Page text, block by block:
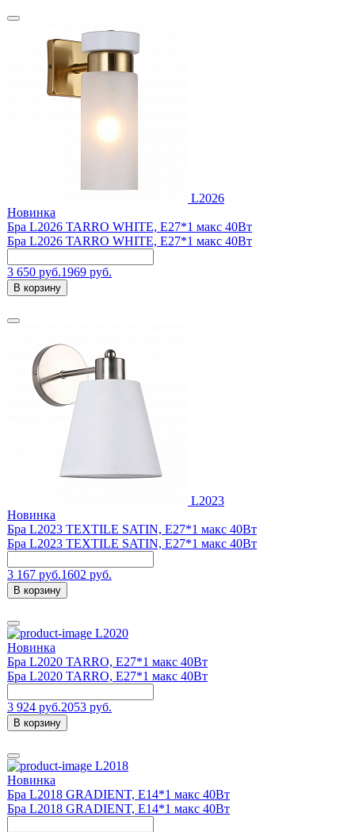
L2026
Новинка
Бра L2026 TARRO WHITE, E27*1 макс 40Вт
Бра L2026 TARRO WHITE, E27*1 макс 40Вт
3 650 руб.1969 руб.
В корзину
L2023
Новинка
Бра L2023 TEXTILE SATIN, E27*1 макс 40Вт
Бра L2023 TEXTILE SATIN, E27*1 макс 40Вт
3 167 руб.1602 руб.
В корзину
L2020
Новинка
Бра L2020 TARRO, E27*1 макс 40Вт
Бра L2020 TARRO, E27*1 макс 40Вт
3 924 руб.2053 руб.
В корзину
L2018
Новинка
Бра L2018 GRADIENT, E14*1 макс 40Вт
Бра L2018 GRADIENT, E14*1 макс 40Вт